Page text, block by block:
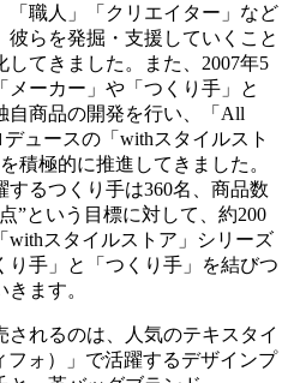
「職人」「クリエイター」など
彼らを発掘・支援していくこと
てきました。また、2007年5
メーカー」や「つくり手」と
自商品の開発を行い、「All
ュースの「withスタイルスト
積極的に推進してきました。
るつくり手は360名、商品数
”という目標に対して、約200
withスタイルストア」シリーズ
手」と「つくり手」を結びつ
ます。
れるのは、人気のテキスタイ
ォ）」で活躍するデザインプ